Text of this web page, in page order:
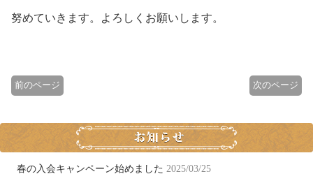
努めていきます。よろしくお願いします。
前のページ 次のページ
春の入会キャンペーン始めました 2025/03/25